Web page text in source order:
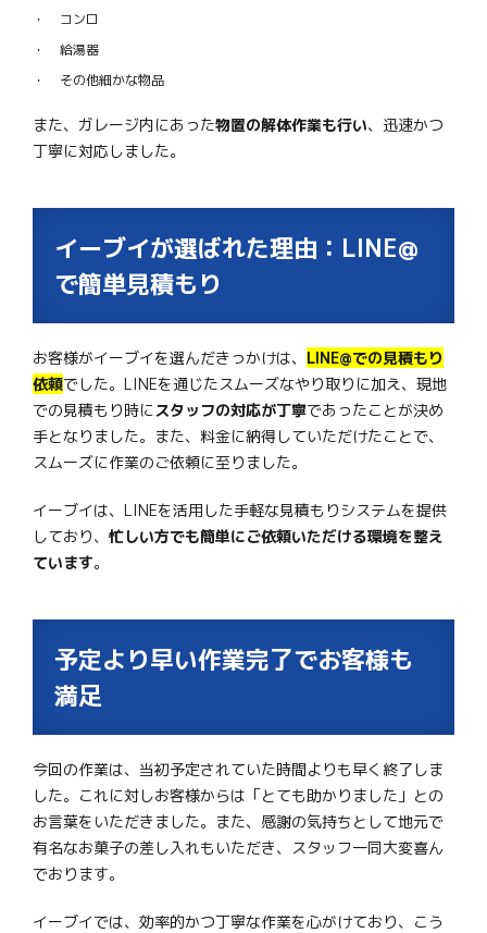
コンロ
給湯器
その他細かな物品
また、ガレージ内にあった物置の解体作業も行い、迅速かつ
丁寧に対応しました。
イーブイが選ばれた理由：LINE@
で簡単見積もり
お客様がイーブイを選んだきっかけは、 LINE@での見積もり
依頼でした。LINEを通じたスムーズなやり取りに加え、現地
での見積もり時にスタッフの対応が丁寧であったことが決め
手となりました。また、料金に納得していただけたことで、
スムーズに作業のご依頼に至りました。
イーブイは、LINEを活用した手軽な見積もりシステムを提供
しており、 忙しい方でも簡単にご依頼いただける環境を整え
ています。
予定より早い作業完了でお客様も
満足
今回の作業は、当初予定されていた時間よりも早く終了しま
した。これに対しお客様からは「とても助かりました」との
お言葉をいただきました。また、感謝の気持ちとして地元で
有名なお菓子の差し入れもいただき、スタッフ一同大変喜ん
でおります。
イーブイでは、効率的かつ丁寧な作業を心がけており、こう